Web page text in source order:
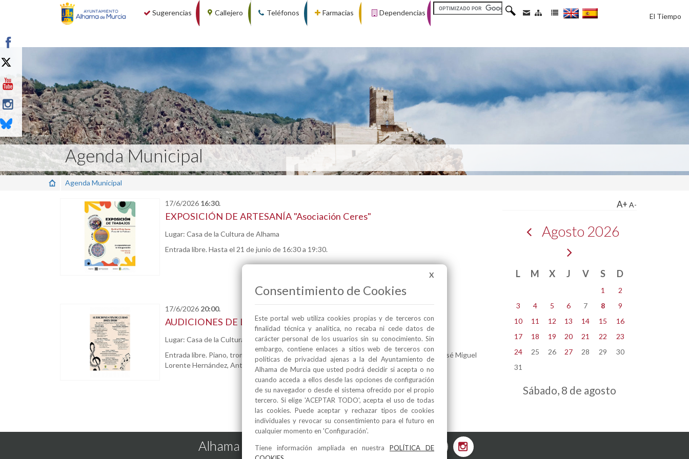
Sugerencias Callejero Teléfonos Farmacias Dependencias El Tiempo
Agenda Municipal
Agenda Municipal
17/6/2026 16:30.
EXPOSICIÓN DE ARTESANÍA "Asociación Ceres"
Lugar: Casa de la Cultura de Alhama
Entrada libre. Hasta el 21 de junio de 16:30 a 19:30.
17/6/2026 20:00.
AUDICIONES DE LA ESCUELA MUNICIPAL DE MÚSICA
Lugar: Casa de la Cultura de Alhama
Entrada libre. Piano, trompeta y lenguaje musical adultos. Alumnado de los profesores José Miguel
Lorente Hernández, Antonio López Antón y Joaquín Piernas Gázquez.
A+ A-
Agosto 2026
L M X J V S D
1
2
3
4 5 6 7 8
9
10
11 12 13 14 15
16
17
18 19 20 21 22
23
24
25 26 27 28 29
30
31
Sábado, 8 de agosto
Alhama de Murcia en las Redes
X
Consentimiento de Cookies
Este portal web utiliza cookies propias y de terceros con
finalidad técnica y analítica, no recaba ni cede datos de
carácter personal de los usuarios sin su conocimiento. Sin
embargo, contiene enlaces a sitios web de terceros con
políticas de privacidad ajenas a la del Ayuntamiento de
Alhama de Murcia que usted podrá decidir si acepta o no
cuando acceda a ellos desde las opciones de configuración
de su navegador o desde el sistema ofrecido por el propio
tercero. Si elige 'ACEPTAR TODO', acepta el uso de todas
las cookies. Puede aceptar y rechazar tipos de cookies
individuales y revocar su consentimiento para el futuro en
cualquier momento en 'Configuración'.
Tiene información ampliada en nuestraPOLÍTICA DE